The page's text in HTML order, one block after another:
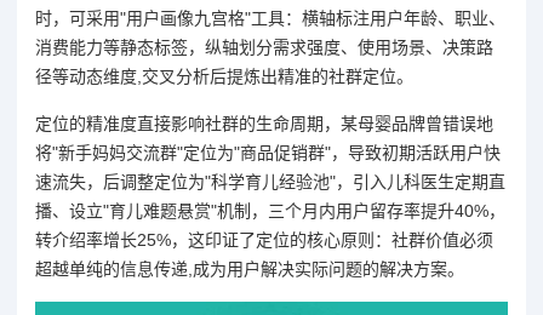
时，可采用"用户画像九宫格"工具：横轴标注用户年龄、职业、
消费能力等静态标签，纵轴划分需求强度、使用场景、决策路
径等动态维度,交叉分析后提炼出精准的社群定位。
定位的精准度直接影响社群的生命周期，某母婴品牌曾错误地
将"新手妈妈交流群"定位为"商品促销群"，导致初期活跃用户快
速流失，后调整定位为"科学育儿经验池"，引入儿科医生定期直
播、设立"育儿难题悬赏"机制，三个月内用户留存率提升40%，
转介绍率增长25%，这印证了定位的核心原则：社群价值必须
超越单纯的信息传递,成为用户解决实际问题的解决方案。